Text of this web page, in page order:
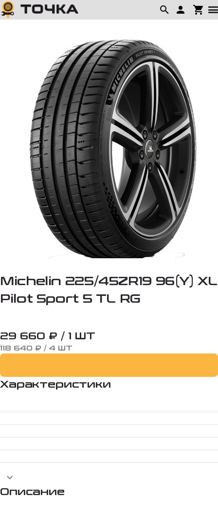
Michelin 225/45ZR19 96(Y) XL
Pilot Sport 5 TL RG
29 660 ₽ / 1 ШТ
118 640 ₽ / 4 ШТ
Характеристики
Описание